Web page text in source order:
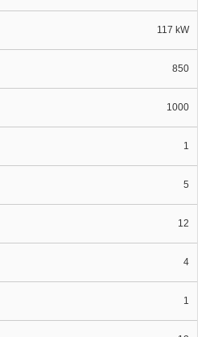
117 kW
850
1000
1
5
12
4
1